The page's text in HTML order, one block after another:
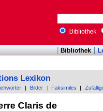
Bibliothek
Bibliothek
Lexikon
Bilder Faksimiles
Claris de